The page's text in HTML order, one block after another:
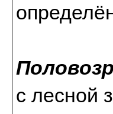
с лесной